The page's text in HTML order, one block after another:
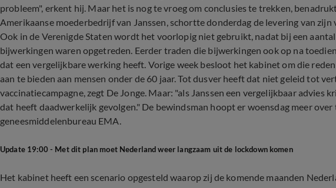
probleem", erkent hij. Maar het is nog te vroeg om conclusies te trekken,
Amerikaanse moederbedrijf van Janssen, schortte donderdag de levering van
Ook in de Verenigde Staten wordt het voorlopig niet gebruikt, nadat bij een
bijwerkingen waren opgetreden. Eerder traden die bijwerkingen ook op na
dat een vergelijkbare werking heeft. Vorige week besloot het kabinet om die
aan te bieden aan mensen onder de 60 jaar. Tot dusver heeft dat niet geleid tot
vaccinatiecampagne, zegt De Jonge. Maar: "als Janssen een vergelijkbaar advies
dat heeft daadwerkelijk gevolgen." De bewindsman hoopt er woensdag meer
geneesmiddelenbureau EMA.
Update 19:00 - Met dit plan moet Nederland weer langzaam uit de lockdown komen
Het kabinet heeft een scenario opgesteld waarop zij de komende maanden